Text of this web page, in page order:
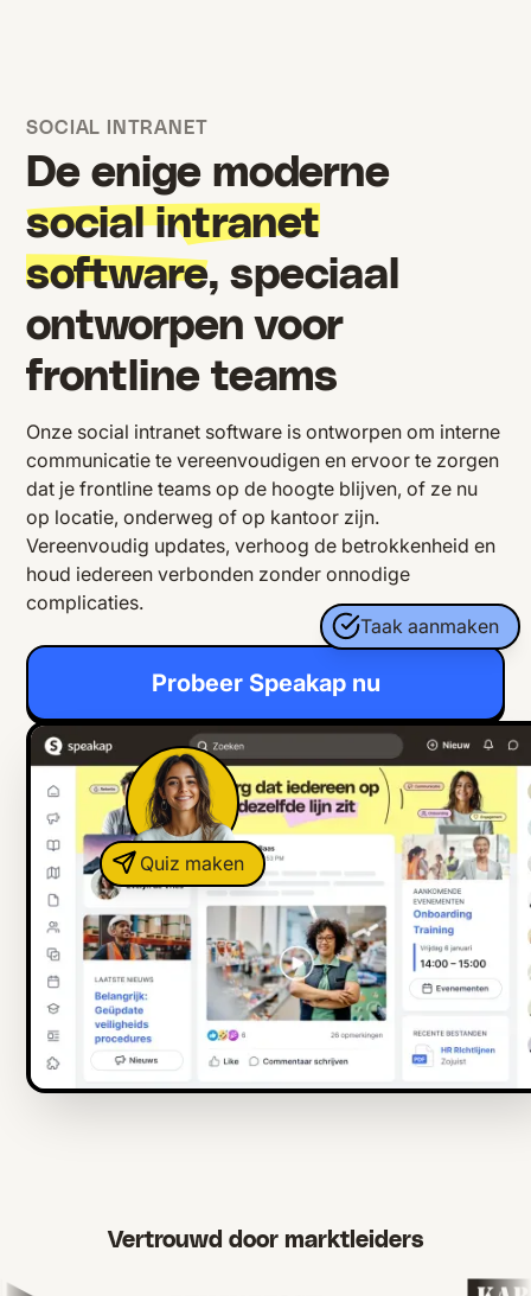
SOCIAL INTRANET
De enige moderne
social intranet
software, speciaal
ontworpen voor
frontline teams
Onze social intranet software is ontworpen om interne
communicatie te vereenvoudigen en ervoor te zorgen
dat je frontline teams op de hoogte blijven, of ze nu
op locatie, onderweg of op kantoor zijn.
Vereenvoudig updates, verhoog de betrokkenheid en
houd iedereen verbonden zonder onnodige
complicaties.
Probeer Speakap nu
Quiz maken
Taak aanmaken
Vertrouwd door marktleiders